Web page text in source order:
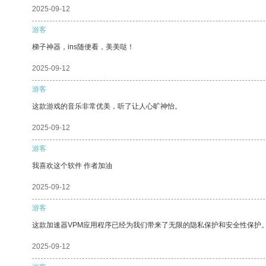
2025-09-12
游客
梯子神器，ins随便看，美美哒！
2025-09-12
游客
这款游戏的音乐非常优美，听了让人心旷神怡。
2025-09-12
游客
我喜欢这个软件 作者加油
2025-09-12
游客
这款加速器VPM应用程序已经为我们带来了无限的隐私保护和安全性保护
2025-09-12